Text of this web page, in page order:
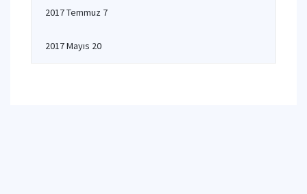
2017 Temmuz 7
2017 Mayıs 20